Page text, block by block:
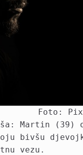
Foto:
Martin
bivšu
vezu.